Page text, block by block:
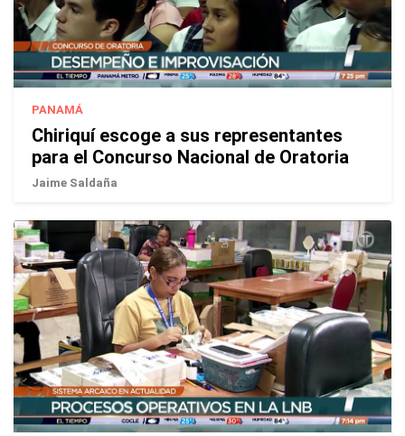
PANAMÁ
Chiriquí escoge a sus representantes
para el Concurso Nacional de Oratoria
Jaime Saldaña